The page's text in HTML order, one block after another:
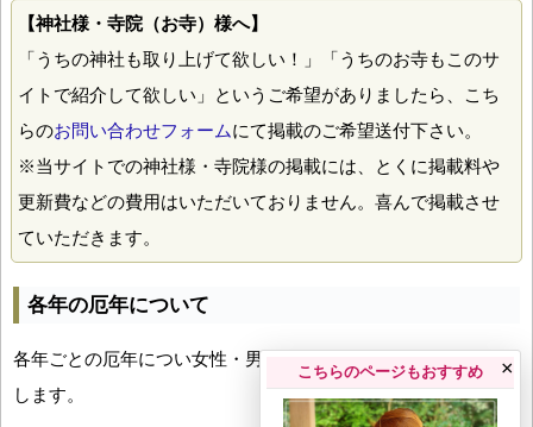
【神社様・寺院（お寺）様へ】
「うちの神社も取り上げて欲しい！」「うちのお寺もこのサ
イトで紹介して欲しい」というご希望がありましたら、こち
らのお問い合わせフォームにて掲載のご希望送付下さい。
※当サイトでの神社様・寺院様の掲載には、とくに掲載料や
更新費などの費用はいただいておりません。喜んで掲載させ
ていただきます。
各年の厄年について
各年ごとの厄年につい女性・男性の年齢早見表とともにお伝え
します。
こちらのページもおすすめ ×